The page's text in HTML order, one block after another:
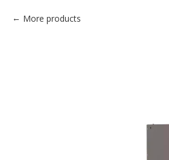
More products